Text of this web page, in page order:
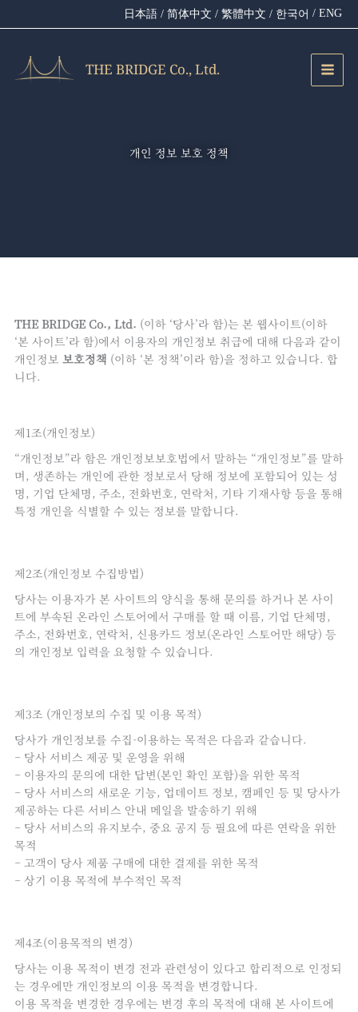
텐
日本語 / 简体中文 / 繁體中文 / 한국어 / ENG
THE BRIDGE Co., Ltd.
개인 정보 보호 정책
THE BRIDGE Co., Ltd. (이하 ‘당사’라 함)는 본 웹사이트(이하
‘본 사이트’라 함)에서 이용자의 개인정보 취급에 대해 다음과 같이
개인정보 보호정책 (이하 ‘본 정책’이라 함)을 정하고 있습니다. 합
니다.
제1조(개인정보)
“개인정보”라 함은 개인정보보호법에서 말하는 “개인정보”를 말하
며, 생존하는 개인에 관한 정보로서 당해 정보에 포함되어 있는 성
명, 기업 단체명, 주소, 전화번호, 연락처, 기타 기재사항 등을 통해
특정 개인을 식별할 수 있는 정보를 말합니다.
제2조(개인정보 수집방법)
당사는 이용자가 본 사이트의 양식을 통해 문의를 하거나 본 사이
트에 부속된 온라인 스토어에서 구매를 할 때 이름, 기업 단체명,
주소, 전화번호, 연락처, 신용카드 정보(온라인 스토어만 해당) 등
의 개인정보 입력을 요청할 수 있습니다.
제3조 (개인정보의 수집 및 이용 목적)
당사가 개인정보를 수집-이용하는 목적은 다음과 같습니다.
– 당사 서비스 제공 및 운영을 위해
– 이용자의 문의에 대한 답변(본인 확인 포함)을 위한 목적
– 당사 서비스의 새로운 기능, 업데이트 정보, 캠페인 등 및 당사가
제공하는 다른 서비스 안내 메일을 발송하기 위해
– 당사 서비스의 유지보수, 중요 공지 등 필요에 따른 연락을 위한
목적
– 고객이 당사 제품 구매에 대한 결제를 위한 목적
– 상기 이용 목적에 부수적인 목적
제4조(이용목적의 변경)
당사는 이용 목적이 변경 전과 관련성이 있다고 합리적으로 인정되
는 경우에만 개인정보의 이용 목적을 변경합니다.
이용 목적을 변경한 경우에는 변경 후의 목적에 대해 본 사이트에